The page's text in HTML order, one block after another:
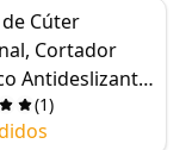
Cúter
Cortador
Antideslizante,
6 Cuchillas,
(1)